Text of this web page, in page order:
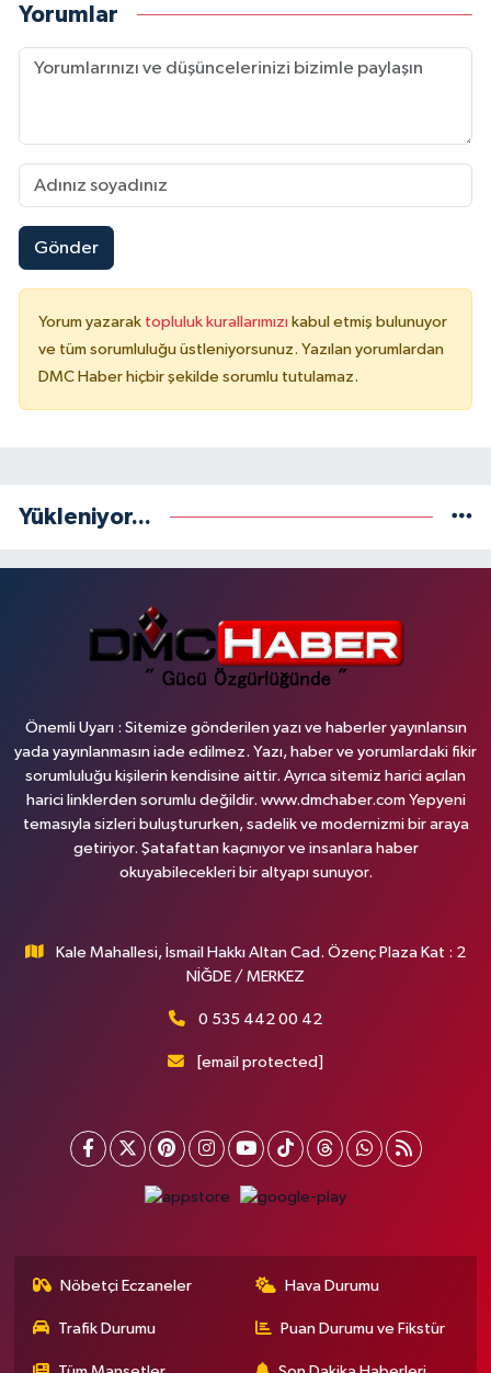
Yorumlar
Gönder
Yorum yazarak topluluk kurallarımızı kabul etmiş bulunuyor
ve tüm sorumluluğu üstleniyorsunuz. Yazılan yorumlardan
DMC Haber hiçbir şekilde sorumlu tutulamaz.
Yükleniyor...
Önemli Uyarı : Sitemize gönderilen yazı ve haberler yayınlansın
yada yayınlanmasın iade edilmez. Yazı, haber ve yorumlardaki fikir
sorumluluğu kişilerin kendisine aittir. Ayrıca sitemiz harici açılan
harici linklerden sorumlu değildir. www.dmchaber.com Yepyeni
temasıyla sizleri buluştururken, sadelik ve modernizmi bir araya
getiriyor. Şatafattan kaçınıyor ve insanlara haber
okuyabilecekleri bir altyapı sunuyor.
Kale Mahallesi, İsmail Hakkı Altan Cad. Özenç Plaza Kat : 2
NİĞDE / MERKEZ
0 535 442 00 42
[email protected]
Nöbetçi Eczaneler Hava Durumu
Trafik Durumu Puan Durumu ve Fikstür